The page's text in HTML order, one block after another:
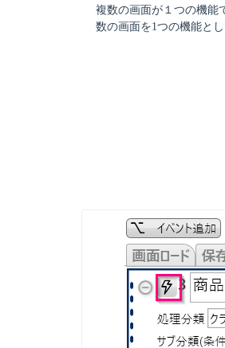
複数の画面が１つの機能
数の画面を1つの機能と